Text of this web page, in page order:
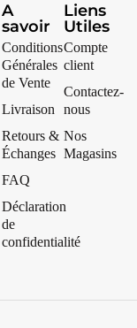
A
savoir
Conditions
Générales
de Vente
Livraison
Retours &
Échanges
FAQ
Déclaration
de
confidentialité
Liens
Utiles
Compte
client
Contactez-
nous
Nos
Magasins